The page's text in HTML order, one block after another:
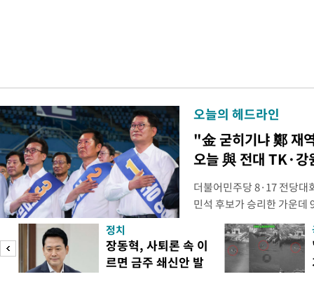
오늘의 헤드라인
"金 굳히기냐 鄭 재
오늘 與 전대 TK·강
더불어민주당 8·17 전당대
민석 후보가 승리한 가운데
시된다. 초박빙 승부가 이
승을 이어갈지, 정청래 후
다. 1·2위 간 누적 득표율
빙 판세가 이어져, 9일 강
정치
장동혁, 사퇴론 속 이
르면 금주 쇄신안 발